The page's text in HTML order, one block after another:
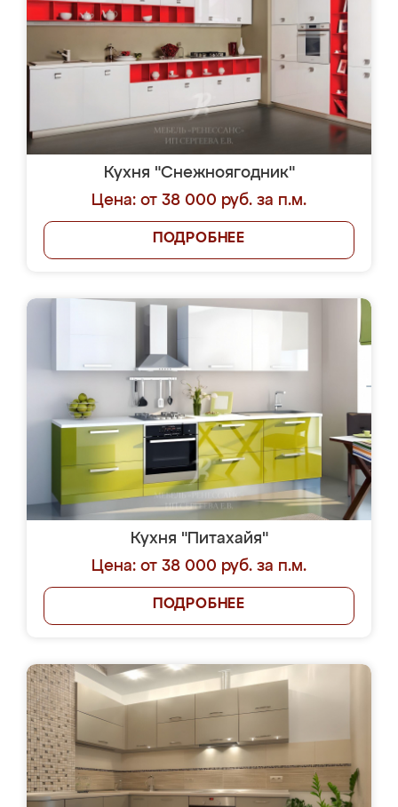
Кухня "Снежноягодник"
Цена: от 38 000 руб. за п.м.
ПОДРОБНЕЕ
Кухня "Питахайя"
Цена: от 38 000 руб. за п.м.
ПОДРОБНЕЕ